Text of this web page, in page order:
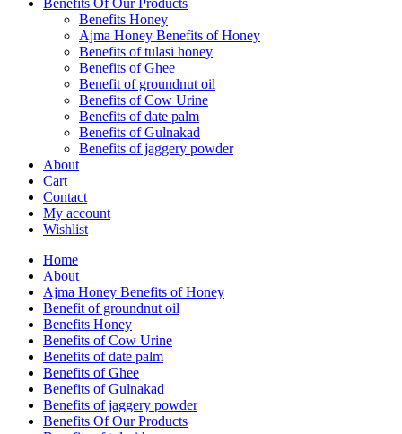
Benefits Honey
Ajma Honey Benefits of Honey
Benefits of tulasi honey
Benefits of Ghee
Benefit of groundnut oil
Benefits of Cow Urine
Benefits of date palm
Benefits of Gulnakad
Benefits of jaggery powder
About
Cart
Contact
My account
Wishlist
Home
About
Ajma Honey Benefits of Honey
Benefit of groundnut oil
Benefits Honey
Benefits of Cow Urine
Benefits of date palm
Benefits of Ghee
Benefits of Gulnakad
Benefits of jaggery powder
Benefits Of Our Products